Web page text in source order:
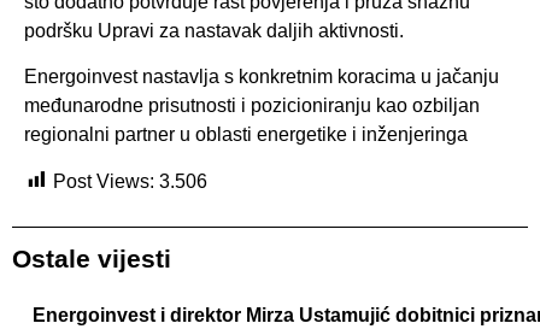
podršku Upravi za nastavak daljih aktivnosti.
Energoinvest nastavlja s konkretnim koracima u jačanju
međunarodne prisutnosti i pozicioniranju kao ozbiljan
regionalni partner u oblasti energetike i inženjeringa
Post Views: 3.506
Ostale vijesti
Energoinvest i direktor Mirza Ustamujić dobitnici